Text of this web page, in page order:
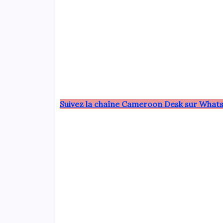
Suivez la chaîne Cameroon Desk sur